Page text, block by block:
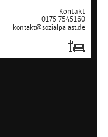
Kontakt
0175 7545160
kontakt@sozialpalast.de